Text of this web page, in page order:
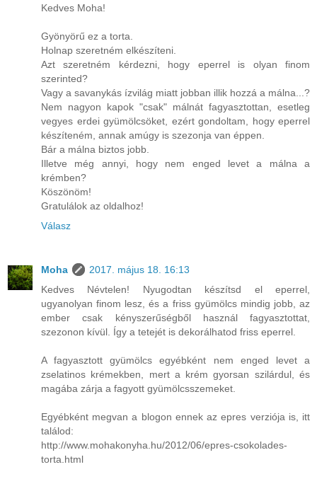
Kedves Moha!
Gyönyörű ez a torta.
Holnap szeretném elkészíteni.
Azt szeretném kérdezni, hogy eperrel is olyan finom
szerinted?
Vagy a savanykás ízvilág miatt jobban illik hozzá a málna...?
Nem nagyon kapok "csak" málnát fagyasztottan, esetleg
vegyes erdei gyümölcsöket, ezért gondoltam, hogy eperrel
készíteném, annak amúgy is szezonja van éppen.
Bár a málna biztos jobb.
Illetve még annyi, hogy nem enged levet a málna a
krémben?
Köszönöm!
Gratulálok az oldalhoz!
Válasz
Moha
2017. május 18. 16:13
Kedves Névtelen! Nyugodtan készítsd el eperrel,
ugyanolyan finom lesz, és a friss gyümölcs mindig jobb, az
ember csak kényszerűségből használ fagyasztottat,
szezonon kívül. Így a tetejét is dekorálhatod friss eperrel.
A fagyasztott gyümölcs egyébként nem enged levet a
zselatinos krémekben, mert a krém gyorsan szilárdul, és
magába zárja a fagyott gyümölcsszemeket.
Egyébként megvan a blogon ennek az epres verziója is, itt
találod:
http://www.mohakonyha.hu/2012/06/epres-csokolades-
torta.html